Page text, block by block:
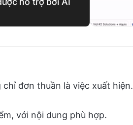
đơn thuần là việc xuất hiện.
với nội dung phù hợp.